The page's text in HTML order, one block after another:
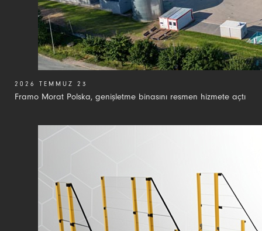
Framo Morat Polska, genişletme binasını resmen hizmete açtı
2026 TEMMUZ 23